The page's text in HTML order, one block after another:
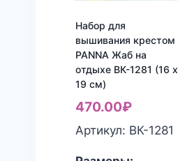
Набор для
вышивания крестом
PANNA Жаб на
отдыхе ВК-1281 (16 x
19 см)
470.00₽
Артикул: ВК-1281